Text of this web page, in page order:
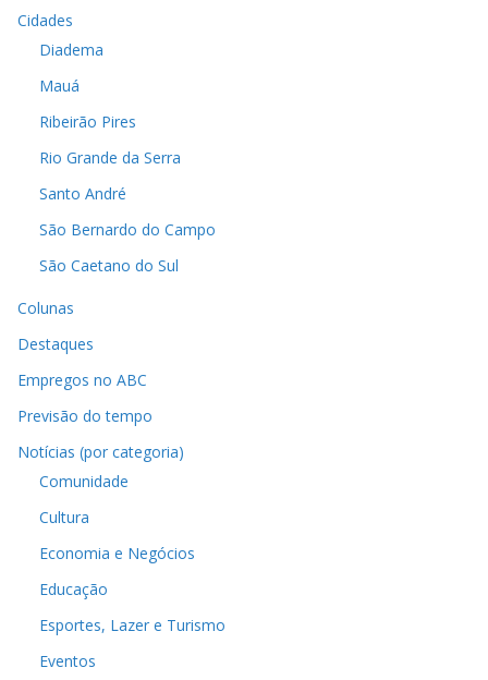
Cidades
Diadema
Mauá
Ribeirão Pires
Rio Grande da Serra
Santo André
São Bernardo do Campo
São Caetano do Sul
Colunas
Destaques
Empregos no ABC
Previsão do tempo
Notícias (por categoria)
Comunidade
Cultura
Economia e Negócios
Educação
Esportes, Lazer e Turismo
Eventos